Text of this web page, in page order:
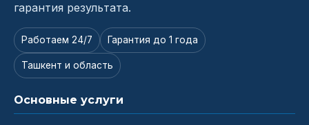
гарантия результата.
Работаем 24/7 Гарантия до 1 года
Ташкент и область
Основные услуги